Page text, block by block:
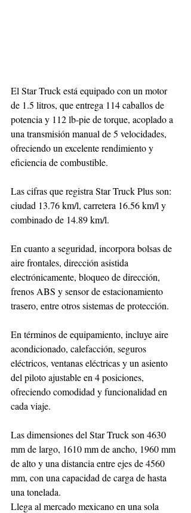
El Star Truck está equipado con un motor
de 1.5 litros, que entrega 114 caballos de
potencia y 112 lb-pie de torque, acoplado a
una transmisión manual de 5 velocidades,
ofreciendo un excelente rendimiento y
eficiencia de combustible.
Las cifras que registra Star Truck Plus son:
ciudad 13.76 km/l, carretera 16.56 km/l y
combinado de 14.89 km/l.
En cuanto a seguridad, incorpora bolsas de
aire frontales, dirección asistida
electrónicamente, bloqueo de dirección,
frenos ABS y sensor de estacionamiento
trasero, entre otros sistemas de protección.
En términos de equipamiento, incluye aire
acondicionado, calefacción, seguros
eléctricos, ventanas eléctricas y un asiento
del piloto ajustable en 4 posiciones,
ofreciendo comodidad y funcionalidad en
cada viaje.
Las dimensiones del Star Truck son 4630
mm de largo, 1610 mm de ancho, 1960 mm
de alto y una distancia entre ejes de 4560
mm, con una capacidad de carga de hasta
una tonelada.
Llega al mercado mexicano en una sola